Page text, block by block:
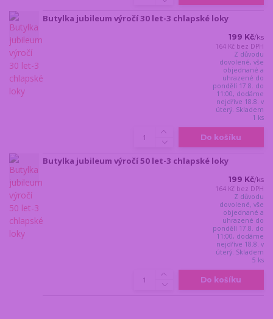
Butylka jubileum výročí 30 let-3 chlapské loky
199 Kč/ks
164 Kč bez DPH
Z důvodu
dovolené, vše
objednané a
uhrazené do
pondělí 17.8. do
11:00, dodáme
nejdříve 18.8. v
úterý. Skladem
1 ks
Do košíku
Butylka jubileum výročí 50 let-3 chlapské loky
199 Kč/ks
164 Kč bez DPH
Z důvodu
dovolené, vše
objednané a
uhrazené do
pondělí 17.8. do
11:00, dodáme
nejdříve 18.8. v
úterý. Skladem
5 ks
Do košíku